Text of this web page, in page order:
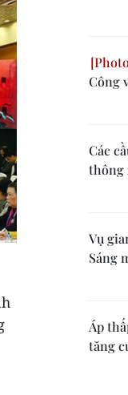
Công
Các
thông
Vụ
Sáng
Áp
tăng